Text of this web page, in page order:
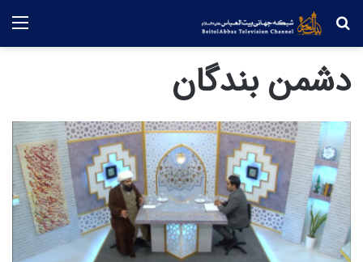
جستجو
دشمن بندگان